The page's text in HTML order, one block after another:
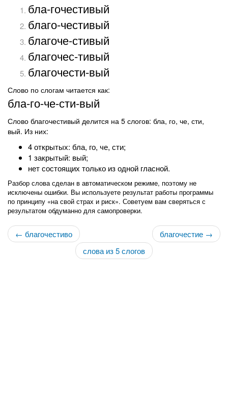
бла-гочестивый
благо-честивый
благоче-стивый
благочес-тивый
благочести-вый
Слово по слогам читается как:
бла-го-че-сти-вый
Слово благочестивый делится на 5 слогов: бла, го, че, сти,
вый. Из них:
4 открытых: бла, го, че, сти;
1 закрытый: вый;
нет состоящих только из одной гласной.
Разбор слова сделан в автоматическом режиме, поэтому не
исключены ошибки. Вы используете результат работы программы
по принципу «на свой страх и риск». Советуем вам сверяться с
результатом обдуманно для самопроверки.
← благочестиво
благочестие →
слова из 5 слогов